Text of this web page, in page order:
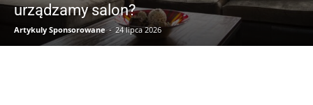
urządzamy salon?
Artykuly Sponsorowane - 24 lipca 2026